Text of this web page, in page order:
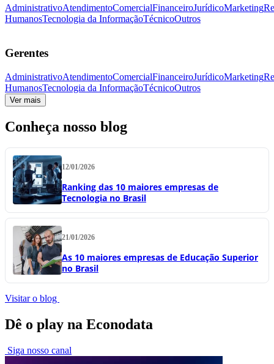
AdministrativoAtendimentoComercialFinanceiroJurídicoMarketing
HumanosTecnologia da InformaçãoTécnicoOutros
Gerentes
AdministrativoAtendimentoComercialFinanceiroJurídicoMarketing
HumanosTecnologia da InformaçãoTécnicoOutros
Ver mais
Conheça nosso blog
12/01/2026
Ranking das 10 maiores empresas de
Tecnologia no Brasil
21/01/2026
As 10 maiores empresas de Educação Superior
no Brasil
Visitar o blog
Dê o play na Econodata
Siga nosso canal